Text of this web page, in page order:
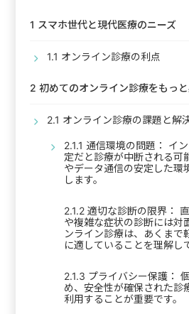
1 スマホ世代と現代医療のニーズ
1.1 オンライン診療の利点
2 初めてのオンライン診療をもっ
2.1 オンライン診療の課題と解
2.1.1 通信環境の問題： イ
定だと診療が中断される可
やデータ通信の安定した環
します。
2.1.2 適切な診断の限界：
や複雑な症状の診断には対
ンライン診療は、あくまで
に適していることを理解し
2.1.3 プライバシー保護：
め、安全性が確保された診
利用することが重要です。